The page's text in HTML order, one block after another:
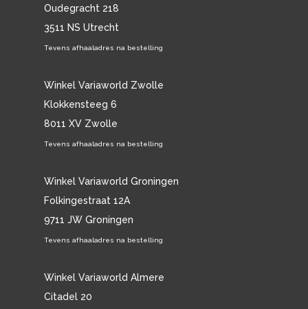
Oudegracht 218
3511 NS Utrecht
Tevens afhaaladres na bestelling
Winkel Variaworld Zwolle
Klokkensteeg 6
8011 XV Zwolle
Tevens afhaaladres na bestelling
Winkel Variaworld Groningen
Folkingestraat 12A
9711 JW Groningen
Tevens afhaaladres na bestelling
Winkel Variaworld Almere
Citadel 20